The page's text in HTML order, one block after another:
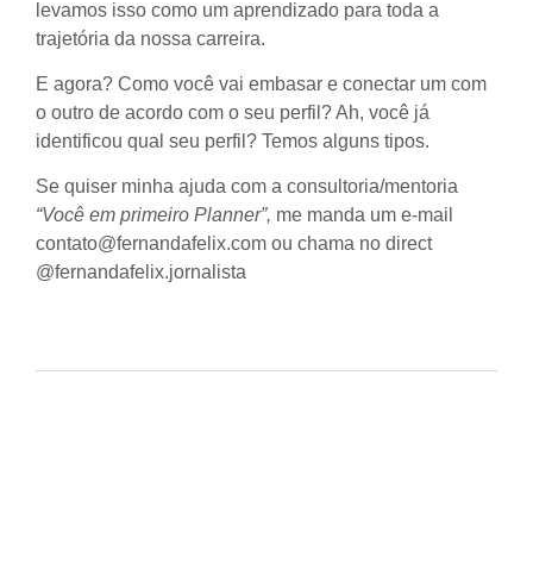
levamos isso como um aprendizado para toda a
trajetória da nossa carreira.
E agora? Como você vai embasar e conectar um com
o outro de acordo com o seu perfil? Ah, você já
identificou qual seu perfil? Temos alguns tipos.
Se quiser minha ajuda com a consultoria/mentoria
“Você em primeiro Planner”, me manda um e-mail
contato@fernandafelix.com ou chama no direct
@fernandafelix.jornalista